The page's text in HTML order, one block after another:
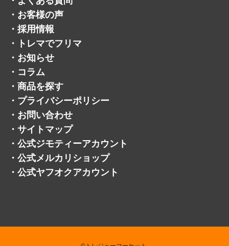
・ お客様の声
・ 採用情報
・
トレマでフリマ
・ お知らせ
・ コラム
・ 商品を探す
・ プライバシーポリシー
・ お問い合わせ
・ サイトマップ
・ 公式ジモティーアカウント
・ 公式メルカリショップ
・ 公式ヤフオクアカウント